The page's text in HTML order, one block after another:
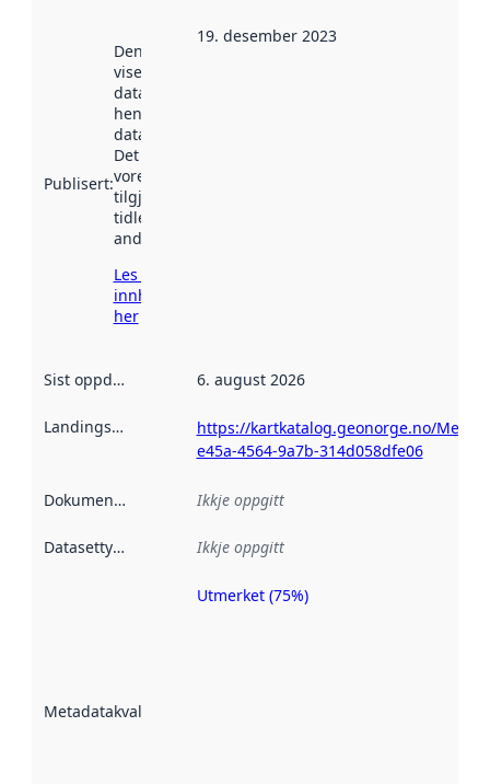
Publisert:
Denne datoen
viser når
datasettet vart
henta inn av
data.norge.no.
Det kan ha
vore
tilgjengeleg
tidlegare
andre stader.
Les meir om
innhenting
her
19. desember 2023
Sist oppdatert 6. august 2026
Landingsside
https://kartkatalog.geonorge.no/
e45a-4564-9a7b-314d058dfe06
Dokumentasjon Ikkje oppgitt
Datasettype Ikkje oppgitt
Metadatakvalitet
Metadatakvalitet
Utmerket (75%)